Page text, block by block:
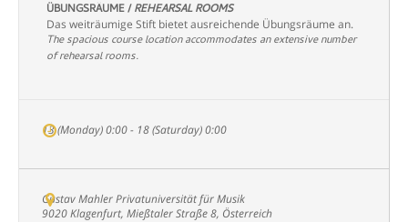
ÜBUNGSRÄUME /REHEARSAL ROOMS
Das weiträumige Stift bietet ausreichende Übungsräume an.
The spacious course location accommodates an extensive number
of rehearsal rooms.
13 (Monday) 0:00 - 18 (Saturday) 0:00
Gustav Mahler Privatuniversität für Musik
9020 Klagenfurt, Mießtaler Straße 8, Österreich